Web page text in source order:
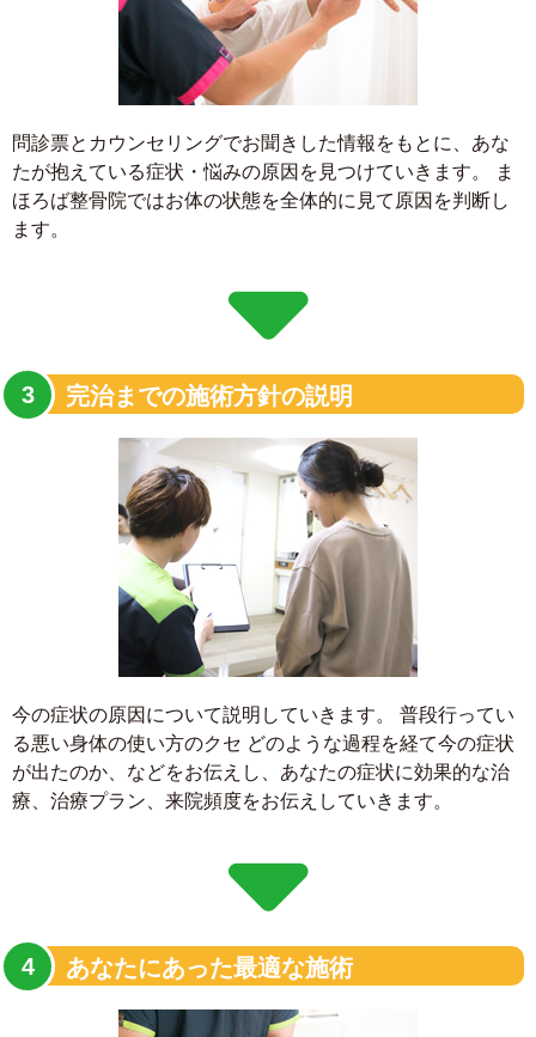
問診票とカウンセリングでお聞きした情報をもとに、あな
たが抱えている症状・悩みの原因を見つけていきます。 ま
ほろば整骨院ではお体の状態を全体的に見て原因を判断し
ます。
完治までの施術方針の説明
今の症状の原因について説明していきます。 普段行ってい
る悪い身体の使い方のクセ どのような過程を経て今の症状
が出たのか、などをお伝えし、あなたの症状に効果的な治
療、治療プラン、来院頻度をお伝えしていきます。
あなたにあった最適な施術